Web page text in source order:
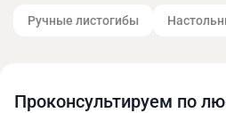
Автомобилестроение.
Медицинская
Ручные листогибы
Проконсультируем по